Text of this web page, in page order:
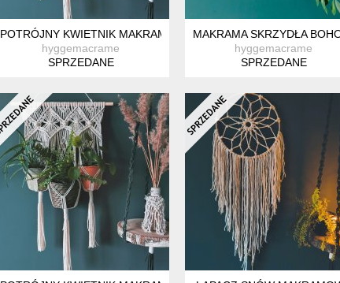
POTRÓJNY KWIETNIK MAKRAMOWY NA ŚCIANĘ
hyggemacrame
SPRZEDANE
MAKRAMA SKRZYDŁA BOHO
hyggemacrame
SPRZEDANE